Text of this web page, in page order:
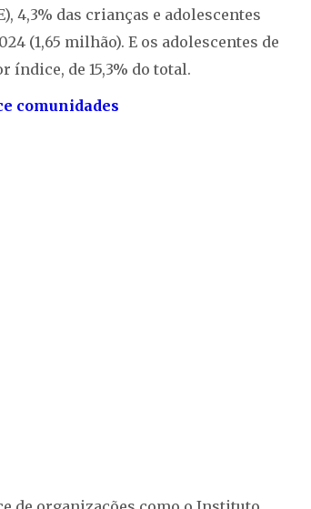
4,3% das crianças e adolescentes
(1,65 milhão). E os adolescentes de
índice, de 15,3% do total.
comunidades